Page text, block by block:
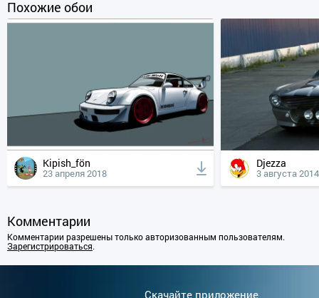
Похожие обои
Kipish_fön
23 апреля 2018
Djezza
3 августа 2014
Комментарии
Комментарии разрешены только авторизованным пользователям.
Зарегистрироваться.
Cкачайте приложение